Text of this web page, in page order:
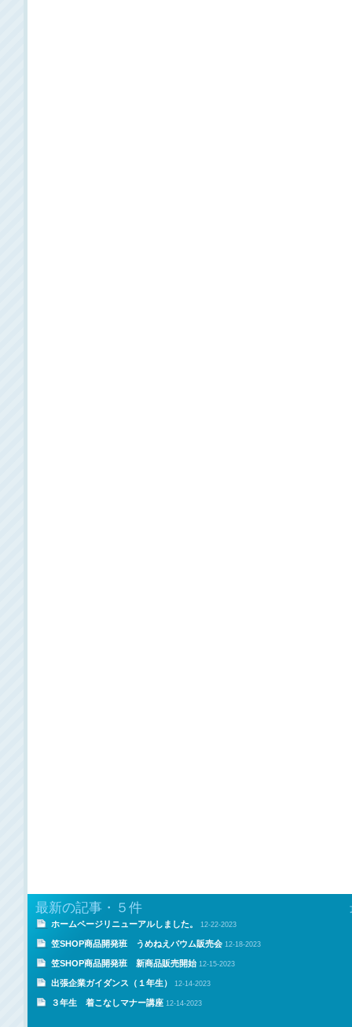
最新の記事・５件
ホームページリニューアルしました。 12-22-2023
笠SHOP商品開発班 うめねえバウム販売会 12-18-2023
笠SHOP商品開発班 新商品販売開始 12-15-2023
出張企業ガイダンス（１年生） 12-14-2023
３年生 着こなしマナー講座 12-14-2023